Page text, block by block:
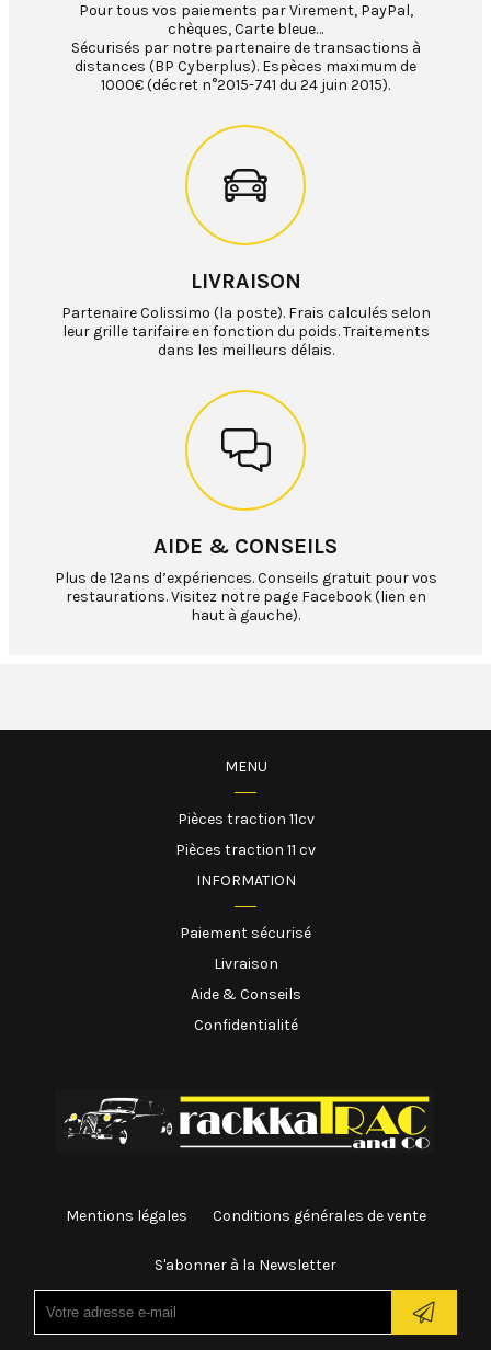
Pour tous vos paiements par Virement, PayPal,
chèques, Carte bleue…
Sécurisés par notre partenaire de transactions à
distances (BP Cyberplus). Espèces maximum de
1000€ (décret n°2015-741 du 24 juin 2015).
LIVRAISON
Partenaire Colissimo (la poste). Frais calculés selon
leur grille tarifaire en fonction du poids. Traitements
dans les meilleurs délais.
AIDE & CONSEILS
Plus de 12ans d’expériences. Conseils gratuit pour vos
restaurations. Visitez notre page Facebook (lien en
haut à gauche).
MENU
Pièces traction 11cv
Pièces traction 11 cv
INFORMATION
Paiement sécurisé
Livraison
Aide & Conseils
Confidentialité
Mentions légales Conditions générales de vente
S'abonner à la Newsletter